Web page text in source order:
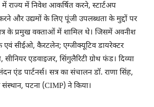
में राज्य में निवेश आकर्षित करने, स्टार्टअप
और उद्यमों के लिए पूंजी उपलब्धता के मुद्दों पर
के प्रमुख वक्ताओं में शामिल थे। जिसमें अवनीश
सीईओ, कैरटलेन; एग्जीक्यूटिव डायरेक्टर
एडवाइजर, सिंगुलैरिटी ग्रोथ फंड। दिव्या
एंड पार्टनर्स। सत्र का संचालन डॉ. राणा सिंह,
पटना (CIMP) ने किया।